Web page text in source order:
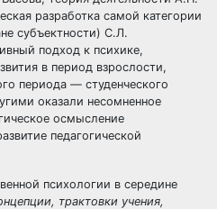
разработка самой категории
субъектности) С.Л.
подход к психике,
в период взрослости,
периода — студенческого
оказали несомненное
осмысление
педагогической
психологии в середине
трактовки учения,